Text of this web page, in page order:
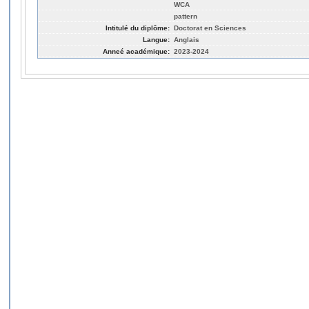
WCA
pattern
Intitulé du diplôme: Doctorat en Sciences
Langue: Anglais
Anneé académique: 2023-2024